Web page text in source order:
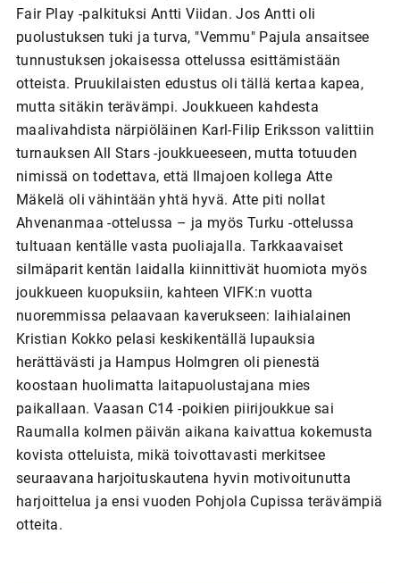
Fair Play -palkituksi Antti Viidan. Jos Antti oli
puolustuksen tuki ja turva, "Vemmu" Pajula ansaitsee
tunnustuksen jokaisessa ottelussa esittämistään
otteista. Pruukilaisten edustus oli tällä kertaa kapea,
mutta sitäkin terävämpi. Joukkueen kahdesta
maalivahdista närpiöläinen Karl-Filip Eriksson valittiin
turnauksen All Stars -joukkueeseen, mutta totuuden
nimissä on todettava, että Ilmajoen kollega Atte
Mäkelä oli vähintään yhtä hyvä. Atte piti nollat
Ahvenanmaa -ottelussa – ja myös Turku -ottelussa
tultuaan kentälle vasta puoliajalla. Tarkkaavaiset
silmäparit kentän laidalla kiinnittivät huomiota myös
joukkueen kuopuksiin, kahteen VIFK:n vuotta
nuoremmissa pelaavaan kaverukseen: laihialainen
Kristian Kokko pelasi keskikentällä lupauksia
herättävästi ja Hampus Holmgren oli pienestä
koostaan huolimatta laitapuolustajana mies
paikallaan. Vaasan C14 -poikien piirijoukkue sai
Raumalla kolmen päivän aikana kaivattua kokemusta
kovista otteluista, mikä toivottavasti merkitsee
seuraavana harjoituskautena hyvin motivoitunutta
harjoittelua ja ensi vuoden Pohjola Cupissa terävämpiä
otteita.